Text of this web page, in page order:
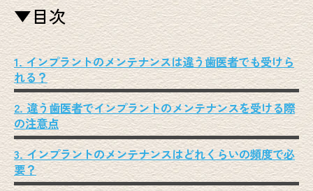
▼目次
1. インプラントのメンテナンスは違う歯医者でも受けら
れる？
2. 違う歯医者でインプラントのメンテナンスを受ける際
の注意点
3. インプラントのメンテナンスはどれくらいの頻度で必
要？